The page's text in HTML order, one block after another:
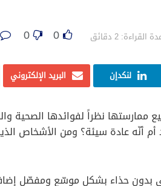
القراءة: 2 دقائق 0
0
لنكدإن البريد الإلكتروني
ممارستها نظراً لفوائدها الصحية
أنّه عادة سيئة؟ ومن الأشخاص
بدون حذاء بشكل موسّع ومفصّل